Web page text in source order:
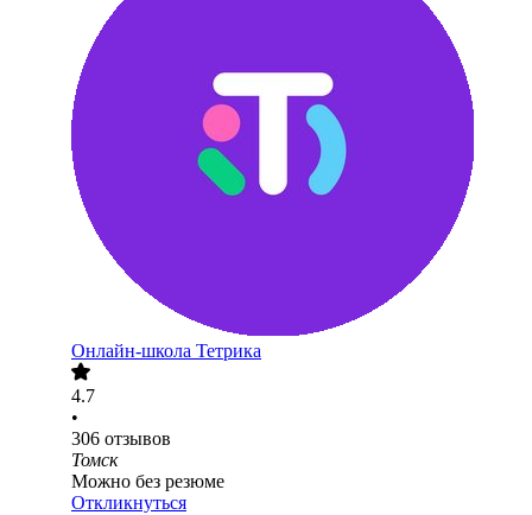
Онлайн-школа Тетрика
4.7
•
306 отзывов
Томск
Можно без резюме
Откликнуться